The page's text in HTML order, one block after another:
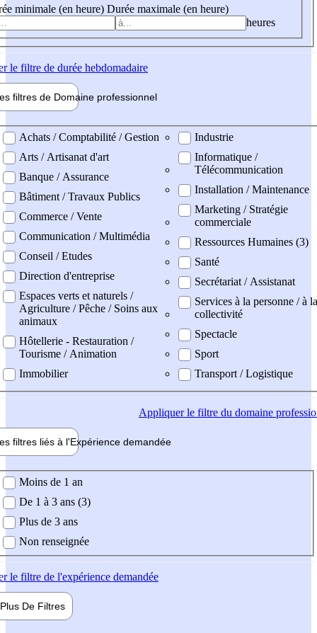
minimale (en heure) Durée maximale (en heure)
heures
le filtre de durée hebdomadaire
filtres de Domaine professionnel
professionel
Achats / Comptabilité / Gestion
Arts / Artisanat d'art
Banque / Assurance
Bâtiment / Travaux Publics
Commerce / Vente
Communication / Multimédia
Conseil / Etudes
Direction d'entreprise
Espaces verts et naturels /
Agriculture / Pêche / Soins aux
animaux
Hôtellerie - Restauration /
Tourisme / Animation
Immobilier
Industrie
Informatique /
Télécommunication
Installation / Maintenance
Marketing / Stratégie
commerciale
Ressources Humaines (3)
Santé
Secrétariat / Assistanat
Services à la personne / à la
collectivité
Spectacle
Sport
Transport / Logistique
Appliquerle filtre du domaine
filtres liés à l'Expérience demandée
demandée
Moins de 1 an
De 1 à 3 ans (3)
Plus de 3 ans
Non renseignée
le filtre de l'expérience demandée
Plus De Filtres